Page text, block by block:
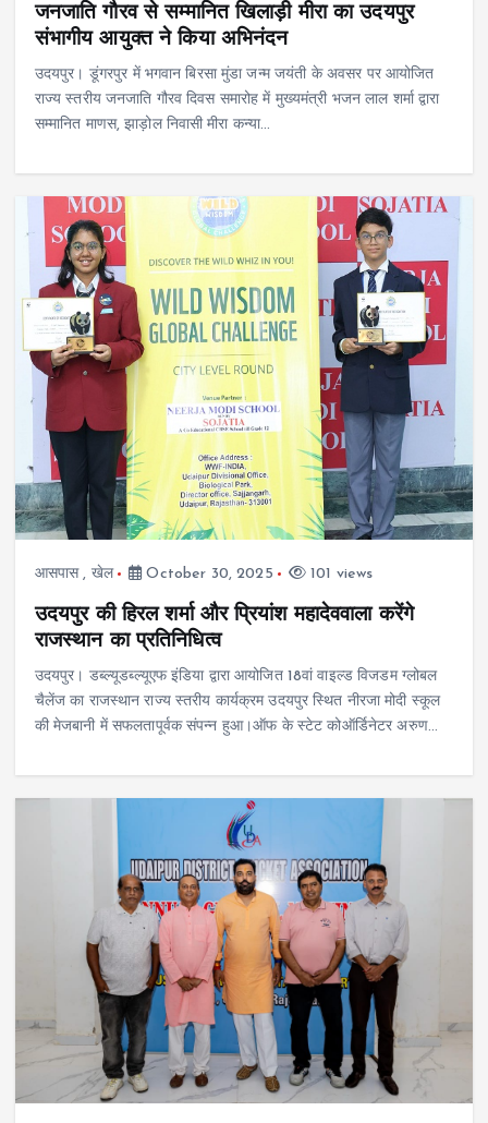
जनजाति गौरव से सम्मानित खिलाड़ी मीरा का उदयपुर
संभागीय आयुक्त ने किया अभिनंदन
उदयपुर। डूंगरपुर में भगवान बिरसा मुंडा जन्म जयंती के अवसर पर आयोजित
राज्य स्तरीय जनजाति गौरव दिवस समारोह में मुख्यमंत्री भजन लाल शर्मा द्वारा
सम्मानित माणस, झाड़ोल निवासी मीरा कन्या…
आसपास, खेल October 30, 2025 101 views
उदयपुर की हिरल शर्मा और प्रियांश महादेववाला करेंगे
राजस्थान का प्रतिनिधित्व
उदयपुर। डब्ल्यूडब्ल्यूएफ इंडिया द्वारा आयोजित 18वां वाइल्ड विजडम ग्लोबल
चैलेंज का राजस्थान राज्य स्तरीय कार्यक्रम उदयपुर स्थित नीरजा मोदी स्कूल
की मेजबानी में सफलतापूर्वक संपन्न हुआ।ऑफ के स्टेट कोऑर्डिनेटर अरुण…